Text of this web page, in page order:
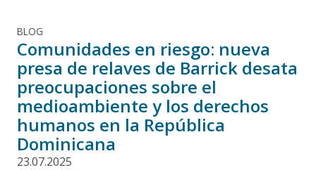
BLOG
Comunidades en riesgo: nueva
presa de relaves de Barrick desata
preocupaciones sobre el
medioambiente y los derechos
humanos en la República
Dominicana
23.07.2025